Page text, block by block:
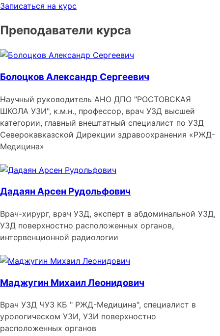
Записаться на курс
Преподаватели курса
Болоцков Александр Сергеевич
Научный руководитель АНО ДПО "РОСТОВСКАЯ
ШКОЛА УЗИ", к.м.н., профессор, врач УЗД высшей
категории, главный внештатный специалист по УЗД
Северокавказской Дирекции здравоохранения «РЖД-
Медицина»
Дадаян Арсен Рудольфович
Врач-хирург, врач УЗД, эксперт в абдоминальной УЗД,
УЗД поверхностно расположенных органов,
интервенционной радиологии
Маджугин Михаил Леонидович
Врач УЗД ЧУЗ КБ " РЖД-Медицина", специалист в
урологическом УЗИ, УЗИ поверхностно
расположенных органов